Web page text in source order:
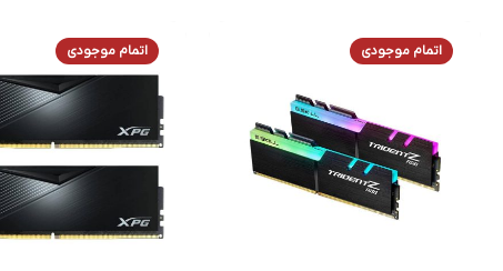
اتمام موجودی اتمام موجودی